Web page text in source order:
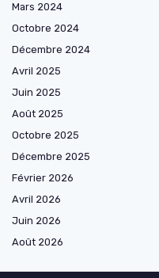
Mars 2024
Octobre 2024
Décembre 2024
Avril 2025
Juin 2025
Août 2025
Octobre 2025
Décembre 2025
Février 2026
Avril 2026
Juin 2026
Août 2026